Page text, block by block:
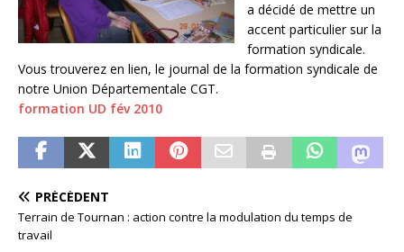
a décidé de mettre un
accent particulier sur la
formation syndicale.
Vous trouverez en lien, le journal de la formation syndicale de
notre Union Départementale CGT.
formation UD fév 2010
PRÉCÉDENT
Terrain de Tournan : action contre la modulation du temps de
travail